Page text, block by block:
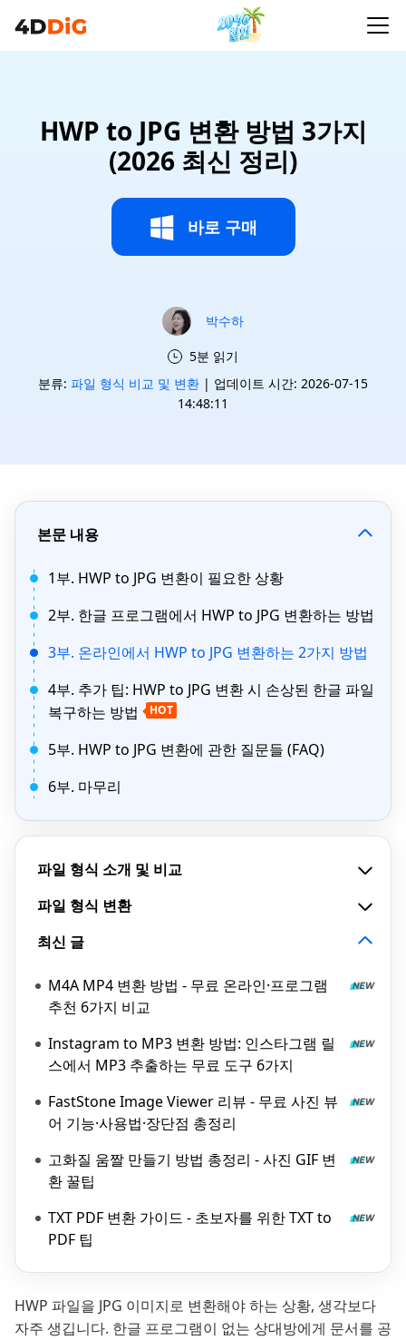
HWP to JPG 변환 방법 3가지
(2026 최신 정리)
바로 구매
박수하
5분 읽기
분류: 파일 형식 비교 및 변환 | 업데이트 시간: 2026-07-15
14:48:11
본문 내용
1부. HWP to JPG 변환이 필요한 상황
2부. 한글 프로그램에서 HWP to JPG 변환하는 방법
3부. 온라인에서 HWP to JPG 변환하는 2가지 방법
4부. 추가 팁: HWP to JPG 변환 시 손상된 한글 파일
복구하는 방법
HOT
5부. HWP to JPG 변환에 관한 질문들 (FAQ)
6부. 마무리
파일 형식 소개 및 비교
파일 형식 변환
최신 글
M4A MP4 변환 방법 - 무료 온라인·프로그램
추천 6가지 비교
Instagram to MP3 변환 방법: 인스타그램 릴
스에서 MP3 추출하는 무료 도구 6가지
FastStone Image Viewer 리뷰 - 무료 사진 뷰
어 기능·사용법·장단점 총정리
고화질 움짤 만들기 방법 총정리 - 사진 GIF 변
환 꿀팁
TXT PDF 변환 가이드 - 초보자를 위한 TXT to
PDF 팁
HWP 파일을 JPG 이미지로 변환해야 하는 상황, 생각보다
자주 생깁니다. 한글 프로그램이 없는 상대방에게 문서를 공